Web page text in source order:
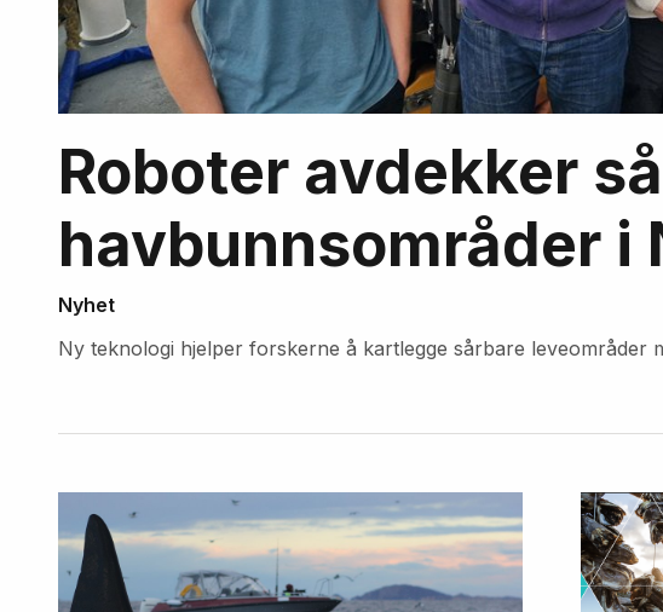
Roboter avdekker
havbunnsområder i
Nyhet
Ny teknologi hjelper forskerne å kartlegge sårbare leveområder
Fremhevede
artikler